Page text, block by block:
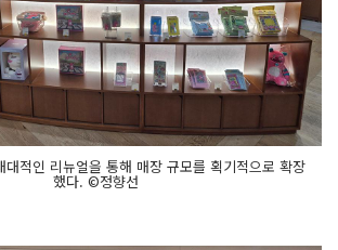
대적인 리뉴얼을 통해 매장 규모를 획기적으로 확장
했다. ©정향선